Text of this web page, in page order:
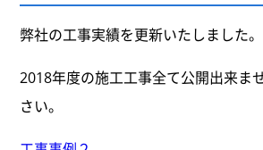
弊社の工事実績を更新いたしました。
2018年度の施工工事全て公開出来ま
さい。